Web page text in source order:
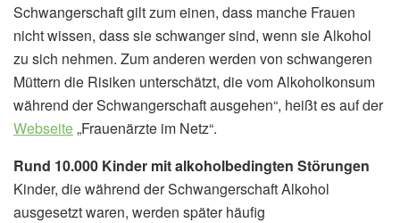
Schwangerschaft gilt zum einen, dass manche Frauen
nicht wissen, dass sie schwanger sind, wenn sie Alkohol
zu sich nehmen. Zum anderen werden von schwangeren
Müttern die Risiken unterschätzt, die vom Alkoholkonsum
während der Schwangerschaft ausgehen“, heißt es auf der
Webseite„Frauenärzte im Netz“.
Rund 10.000 Kinder mit alkoholbedingten Störungen
Kinder, die während der Schwangerschaft Alkohol
ausgesetzt waren, werden später häufig